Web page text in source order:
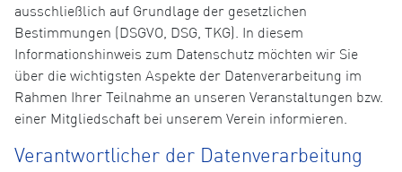
ausschließlich auf Grundlage der gesetzlichen
Bestimmungen (DSGVO, DSG, TKG). In diesem
Informationshinweis zum Datenschutz möchten wir Sie
über die wichtigsten Aspekte der Datenverarbeitung im
Rahmen Ihrer Teilnahme an unseren Veranstaltungen bzw.
einer Mitgliedschaft bei unserem Verein informieren.
Verantwortlicher der Datenverarbeitung